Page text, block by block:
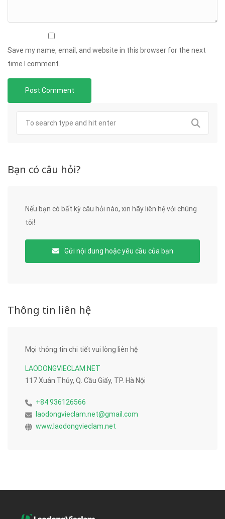
Save my name, email, and website in this browser for the next
time I comment.
Bạn có câu hỏi?
Nếu bạn có bất kỳ câu hỏi nào, xin hãy liên hệ với chúng
tôi!
Gửi nội dung hoặc yêu cầu của bạn
Thông tin liên hệ
Mọi thông tin chi tiết vui lòng liên hệ
LAODONGVIECLAM.NET
117 Xuân Thủy, Q. Cầu Giấy, TP. Hà Nội
+84 936126566
laodongvieclam.net@gmail.com
www.laodongvieclam.net